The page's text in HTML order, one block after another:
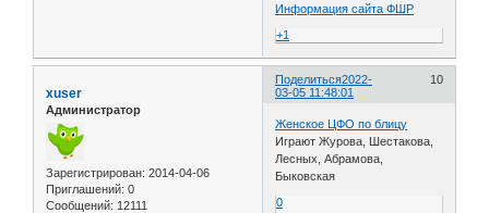
Информация сайта ФШР
+1
Поделиться 10
2022-
03-05 11:48:01
xuser
Администратор
Зарегистрирован: 2014-04-06
Приглашений: 0
Сообщений: 12111
Женское ЦФО по блицу
Играют Журова, Шестакова,
Лесных, Абрамова,
Быковская
0